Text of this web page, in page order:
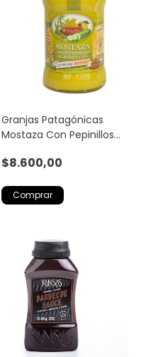
Granjas Patagónicas
Mostaza Con Pepinillos
$8.600,00